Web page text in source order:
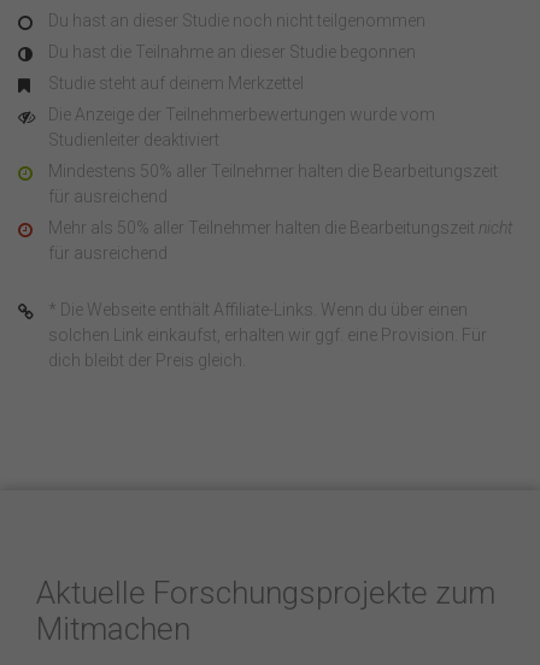
Du hast an dieser Studie noch nicht teilgenommen
Du hast die Teilnahme an dieser Studie begonnen
Studie steht auf deinem Merkzettel
Die Anzeige der Teilnehmerbewertungen wurde vom
Studienleiter deaktiviert
Mindestens 50% aller Teilnehmer halten die Bearbeitungszeit
für ausreichend
Mehr als 50% aller Teilnehmer halten die Bearbeitungszeit nicht
für ausreichend
* Die Webseite enthält Affiliate-Links. Wenn du über einen
solchen Link einkaufst, erhalten wir ggf. eine Provision. Für
dich bleibt der Preis gleich.
Aktuelle Forschungsprojekte zum
Mitmachen